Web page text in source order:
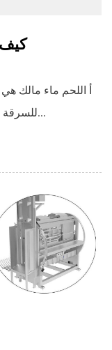
كيف
أ اللحم ماء مالك
للسرقة وحتى التبل ، مما يؤدي إلى أطباق أكثر لذي...